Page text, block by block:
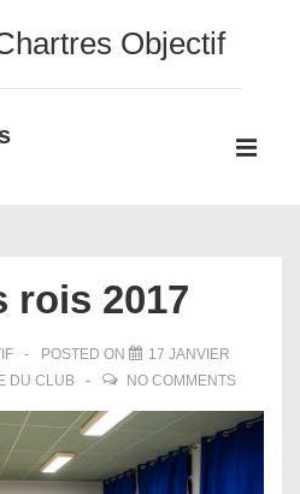
Objectif
Main
rois 2017
POSTED ON
17 JANVIER
DU CLUB NO COMMENTS